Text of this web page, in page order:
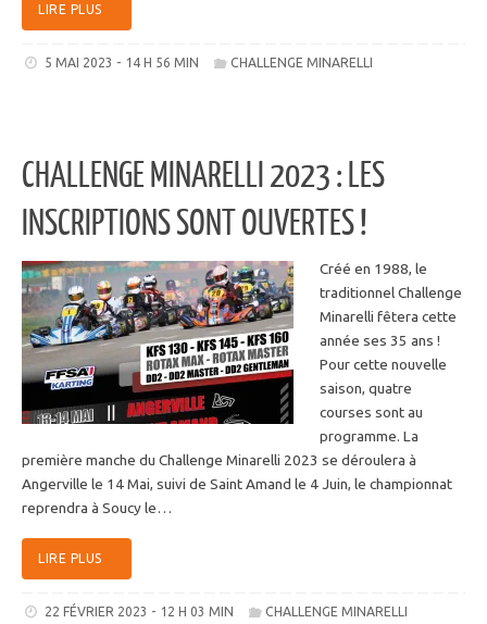
LIRE PLUS
5 MAI 2023 - 14 H 56 MIN CHALLENGE MINARELLI
CHALLENGE MINARELLI 2023 : LES
INSCRIPTIONS SONT OUVERTES !
Créé en 1988, le
traditionnel Challenge
Minarelli fêtera cette
année ses 35 ans !
Pour cette nouvelle
saison, quatre
courses sont au
programme. La
première manche du Challenge Minarelli 2023 se déroulera à
Angerville le 14 Mai, suivi de Saint Amand le 4 Juin, le championnat
reprendra à Soucy le…
LIRE PLUS
22 FÉVRIER 2023 - 12 H 03 MIN CHALLENGE MINARELLI